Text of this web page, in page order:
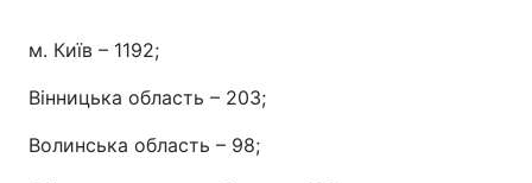
м. Київ – 1192;
Вінницька область – 203;
Волинська область – 98;